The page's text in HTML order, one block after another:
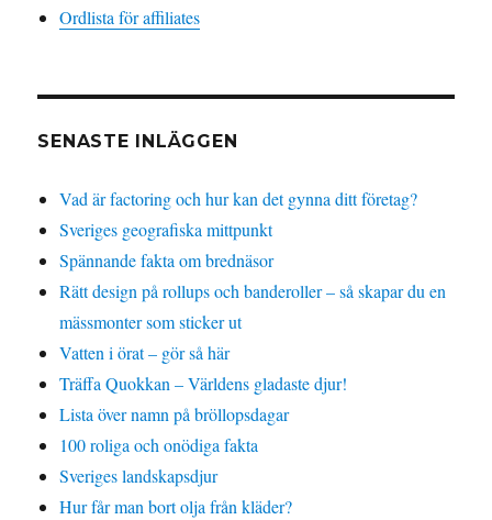
Ordlista för affiliates
SENASTE INLÄGGEN
Vad är factoring och hur kan det gynna ditt företag?
Sveriges geografiska mittpunkt
Spännande fakta om brednäsor
Rätt design på rollups och banderoller – så skapar du en
mässmonter som sticker ut
Vatten i örat – gör så här
Träffa Quokkan – Världens gladaste djur!
Lista över namn på bröllopsdagar
100 roliga och onödiga fakta
Sveriges landskapsdjur
Hur får man bort olja från kläder?